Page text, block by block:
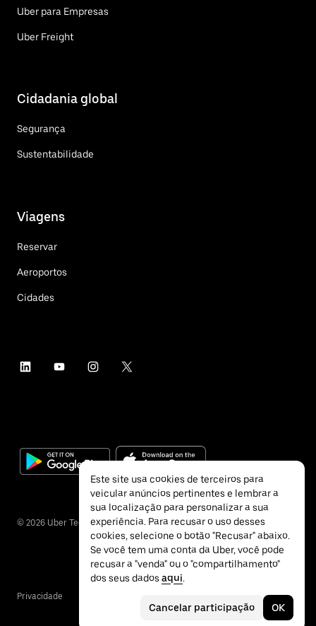
Uber para Empresas
Uber Freight
Cidadania global
Segurança
Sustentabilidade
Viagens
Reservar
Aeroportos
Cidades
© 2026 Uber Technologies Inc.
Privacidade
Este site usa cookies de terceiros para
veicular anúncios pertinentes e lembrar a
sua localização para personalizar a sua
experiência. Para recusar o uso desses
cookies, selecione o botão "Recusar" abaixo.
Se você tem uma conta da Uber, você pode
recusar a "venda" ou o "compartilhamento"
dos seus dados aqui.
Cancelar participação OK